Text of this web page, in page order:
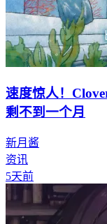
速度惊人！
剩不到一个月
新月酱
资讯
5天前